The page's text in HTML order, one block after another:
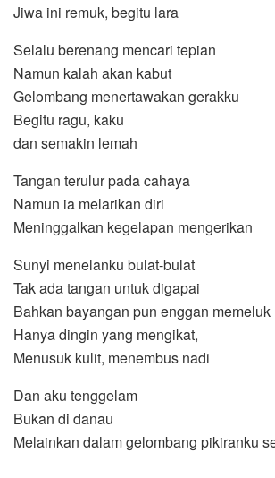
Jiwa ini remuk, begitu lara
Selalu berenang mencari tepian
Namun kalah akan kabut
Gelombang menertawakan gerakku
Begitu ragu, kaku
dan semakin lemah
Tangan terulur pada cahaya
Namun ia melarikan diri
Meninggalkan kegelapan mengerikan
Sunyi menelanku bulat-bulat
Tak ada tangan untuk digapai
Bahkan bayangan pun enggan memeluk
Hanya dingin yang mengikat,
Menusuk kulit, menembus nadi
Dan aku tenggelam
Bukan di danau
Melainkan dalam gelombang pikiranku